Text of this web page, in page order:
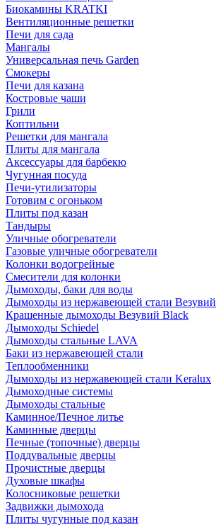
Биокамины KRATKI
Вентиляционные решетки
Печи для сада
Мангалы
Универсальная печь Garden
Смокеры
Печи для казана
Костровые чаши
Грили
Коптильни
Решетки для мангала
Плиты для мангала
Аксессуары для барбекю
Чугунная посуда
Печи-утилизаторы
Готовим с огоньком
Плиты под казан
Тандыры
Уличные обогреватели
Газовые уличные обогреватели
Колонки водогрейные
Смесители для колонки
Дымоходы, баки для воды
Дымоходы из нержавеющей стали Везувий
Крашенные дымоходы Везувий Black
Дымоходы Schiedel
Дымоходы стальные LAVA
Баки из нержавеющей стали
Теплообменники
Дымоходы из нержавеющей стали Keralux
Дымоходные системы
Дымоходы стальные
Каминное/Печное литье
Каминные дверцы
Печные (топочные) дверцы
Поддувальные дверцы
Прочистные дверцы
Духовые шкафы
Колосниковые решетки
Задвижки дымохода
Плиты чугунные под казан